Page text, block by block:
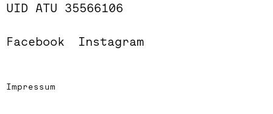
UID ATU 35566106
Impressum
Facebook Instagram